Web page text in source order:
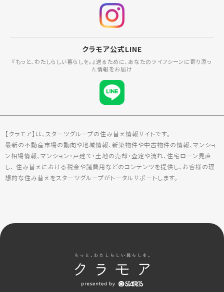
クラモア公式LINE
『もっと、わたしらしい暮らしを。』送るために、あなたのライフシーンに寄り添っ
た情報をお届け
【クラモア】は、スターツグループの住み替え情報サイトです。
最新の不動産市場の動向や地域情報、新築物件や中古物件の情報、マンショ
ン相場情報、マンション・戸建て・土地の売却・査定や流れ、住宅ローン見直
し、 住み替えにおける税金や諸費用などのコンテンツを提供し、お客様の理
想的な住み替えをスターツグループがトータルサポートします。